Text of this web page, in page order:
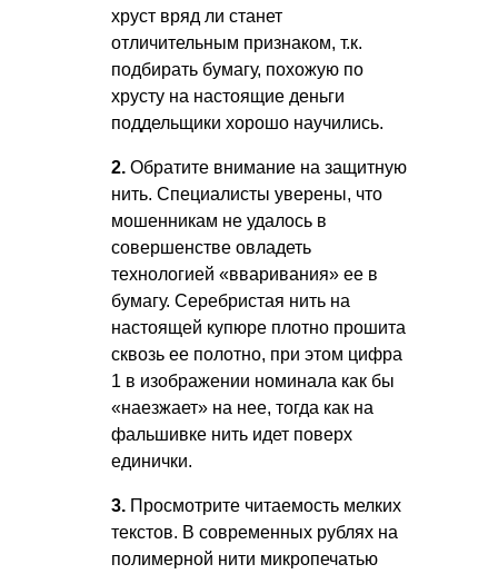
хруст вряд ли станет
отличительным признаком, т.к.
подбирать бумагу, похожую по
хрусту на настоящие деньги
поддельщики хорошо научились.
2. Обратите внимание на защитную
нить. Специалисты уверены, что
мошенникам не удалось в
совершенстве овладеть
технологией «вваривания» ее в
бумагу. Серебристая нить на
настоящей купюре плотно прошита
сквозь ее полотно, при этом цифра
1 в изображении номинала как бы
«наезжает» на нее, тогда как на
фальшивке нить идет поверх
единички.
3. Просмотрите читаемость мелких
текстов. В современных рублях на
полимерной нити микропечатью